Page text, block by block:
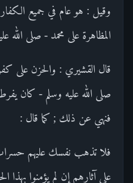
وقيل : هو عام في جميع
المظاهرة على محمد - صلى الله
قال القشيري : والحزن على
صلى الله عليه وسلم - كان
فنهي عن ذلك ; كما قال :
فلا تذهب نفسك عليهم
على آثارهم إن لم يؤمنوا بهذا